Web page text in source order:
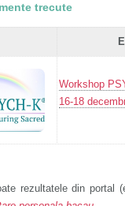
trecute
Workshop
16-18
rezultatele din portal